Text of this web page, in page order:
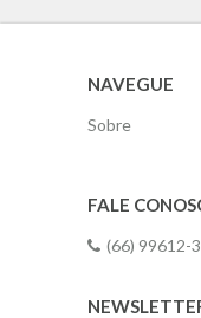
NAVEGUE
Sobre
FALE
(66) 99612-